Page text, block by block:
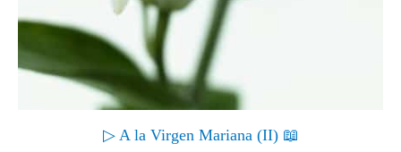
▷ A la Virgen Mariana (II) 📖